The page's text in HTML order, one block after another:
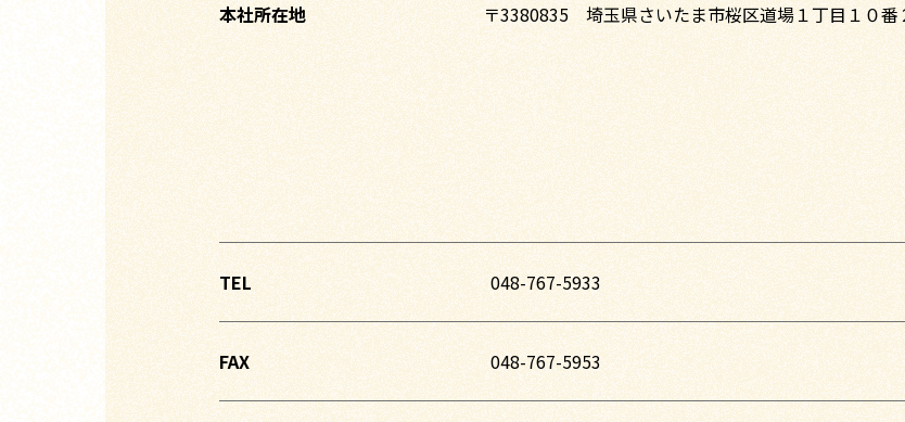
本社所在地 〒3380835 埼玉県さいたま市桜区道場１丁目１０番
TEL 048-767-5933
FAX 048-767-5953